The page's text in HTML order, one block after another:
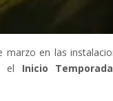
marzo en las
el Inicio